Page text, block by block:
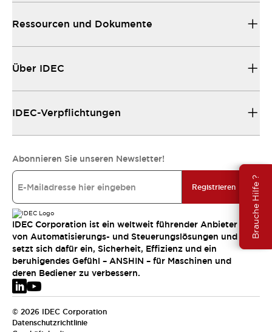
Brauche Hilfe ?
Ressourcen und Dokumente
Über IDEC
IDEC-Verpflichtungen
Abonnieren Sie unseren Newsletter!
Registrieren
IDEC Corporation ist ein weltweit führender Anbieter
von Automatisierungs- und Steuerungslösungen und
setzt sich dafür ein, Sicherheit, Effizienz und ein
beruhigendes Gefühl – ANSHIN – für Maschinen und
deren Bediener zu verbessern.
© 2026 IDEC Corporation
Datenschutzrichtlinie